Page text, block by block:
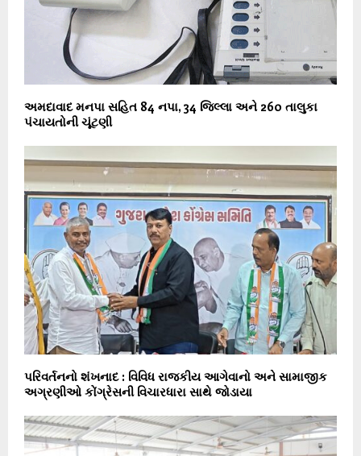
અમદાવાદ મનપા સહિત 84 નપા, 34 જિલ્લા અને 260 તાલુકા
પંચાયતોની ચૂંટણી
પરિવર્તનનો શંખનાદ : વિવિધ રાજકીય આગેવાનો અને સામાજીક
અગ્રણીઓ કોંગ્રેસની વિચારધારા સાથે જોડાયા